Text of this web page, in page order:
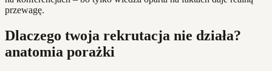
przewagę.
Dlaczego twoja rekrutacja nie działa?
anatomia porażki